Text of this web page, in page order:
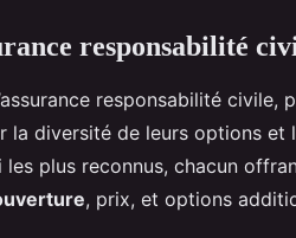
responsabilité
responsabilité civile,
la diversité de leurs options et
plus reconnus, chacun
, prix, et options